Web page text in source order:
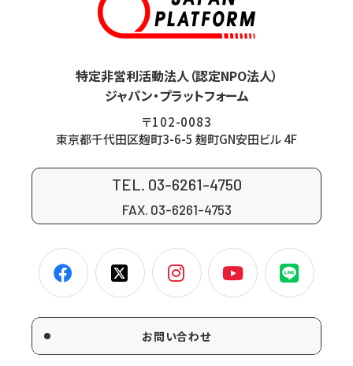
特定非営利活動法人（認定NPO法人）
ジャパン・プラットフォーム
〒102-0083
東京都千代田区麹町3-6-5 麹町GN安田ビル 4F
TEL. 03-6261-4750
FAX. 03-6261-4753
お問い合わせ